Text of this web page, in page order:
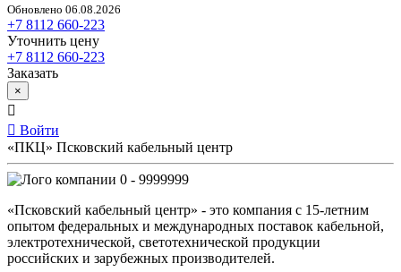
Обновлено 06.08.2026
+7 8112 660-223
Уточнить цену
+7 8112 660-223
Заказать
×
Войти
«ПКЦ» Псковский кабельный центр
0 - 9999999
«Псковский кабельный центр» - это компания с 15-летним
опытом федеральных и международных поставок кабельной,
электротехнической, светотехнической продукции
российских и зарубежных производителей.